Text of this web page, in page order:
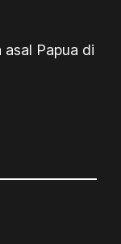
Papua di